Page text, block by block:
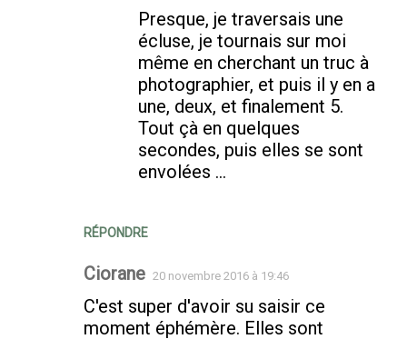
RÉPONDRE
Presque, je traversais une
écluse, je tournais sur moi
même en cherchant un truc à
photographier, et puis il y en a
une, deux, et finalement 5.
Tout çà en quelques
secondes, puis elles se sont
envolées ...
Ciorane 20 novembre 2016 à 19:46
C'est super d'avoir su saisir ce
moment éphémère. Elles sont